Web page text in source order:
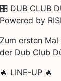
🎛️ DUB CLUB
Powered by
Zum ersten
der Dub Club
🔥 LINE-UP 🔥